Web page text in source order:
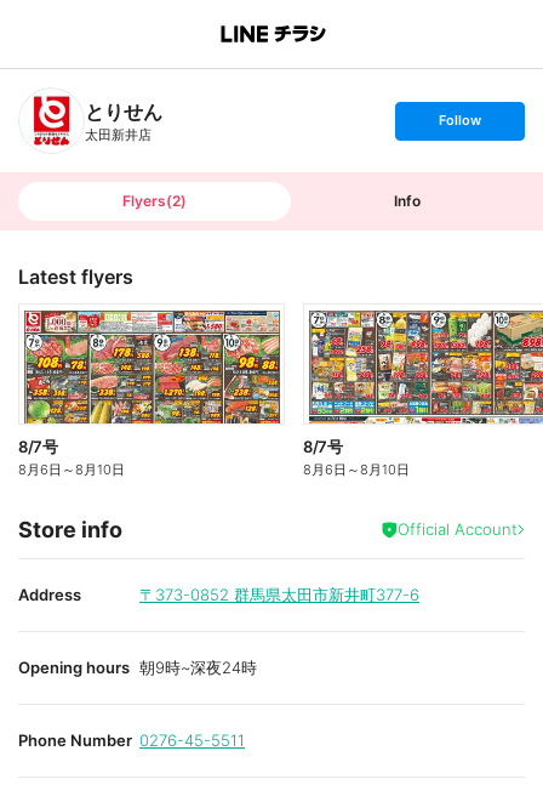
B
n
T
とりせん
太田新井店
s
t
o
Follow
Flyers(2) Info
Latest flyers
8/7号
8月6日 ～8月10日
8/7号
8月6日 ～8月10日
Store info Official Account
Address 〒373-0852 群馬県太田市新井町377-6
Opening hours 朝9時~深夜24時
Phone Number 0276-45-5511